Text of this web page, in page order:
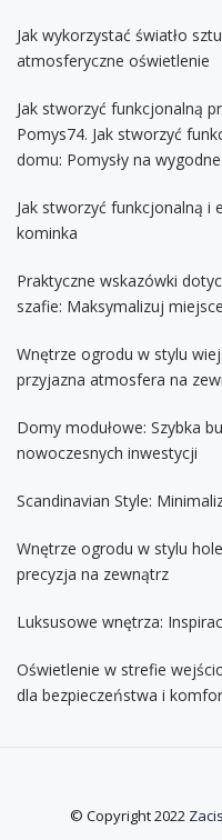
Jak wykorzystać światło
atmosferyczne oświetlenie
Jak stworzyć funkcjonalną
Pomys74. Jak stworzyć
domu: Pomysły na
Jak stworzyć funkcjonalną i
kominka
Praktyczne wskazówki
szafie: Maksymalizuj
Wnętrze ogrodu w stylu
przyjazna atmosfera na
Domy modułowe: Szybka
nowoczesnych inwestycji
Scandinavian Style:
Wnętrze ogrodu w stylu
precyzja na zewnątrz
Luksusowe wnętrza:
Oświetlenie w strefie
dla bezpieczeństwa i
© Copyright 2022